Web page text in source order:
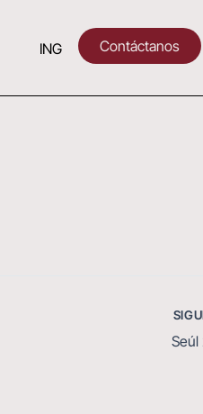
ING Contáctanos
Seúl